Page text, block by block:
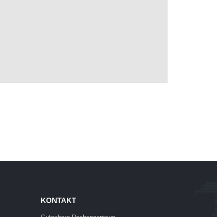
KONTAKT